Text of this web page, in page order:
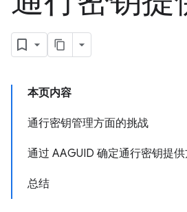
本页内容
通行密钥管理方面的挑战
通过 AAGUID 确定通行密钥提
总结